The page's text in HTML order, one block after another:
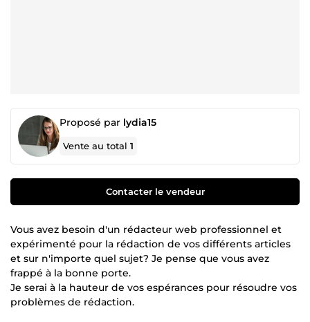
Proposé par lydia15
Vente au total1
Contacter le vendeur
Vous avez besoin d'un rédacteur web professionnel et
expérimenté pour la rédaction de vos différents articles
et sur n'importe quel sujet? Je pense que vous avez
frappé à la bonne porte.
Je serai à la hauteur de vos espérances pour résoudre vos
problèmes de rédaction.